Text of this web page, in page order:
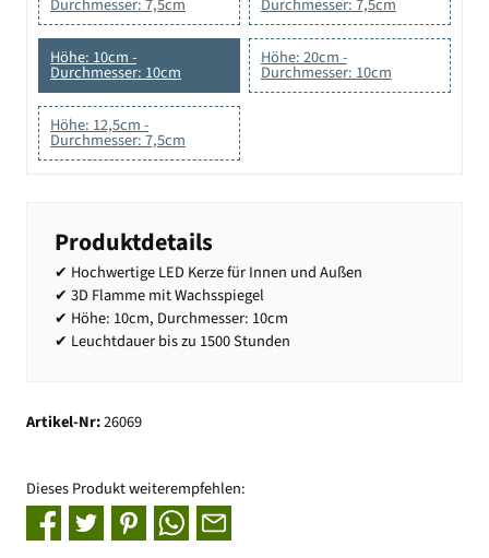
Höhe: 10cm -
Durchmesser: 10cm
Höhe: 20cm -
Durchmesser: 10cm
Höhe: 12,5cm -
Durchmesser: 7,5cm
Produktdetails
✔ Hochwertige LED Kerze für Innen und Außen
✔ 3D Flamme mit Wachsspiegel
✔ Höhe: 10cm, Durchmesser: 10cm
✔ Leuchtdauer bis zu 1500 Stunden
Artikel-Nr:26069
Dieses Produkt weiterempfehlen: